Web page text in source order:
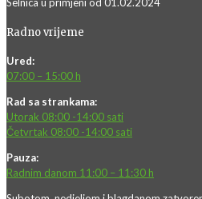
Radno vrijeme
Ured:
07:00 – 15:00 h
Rad sa strankama:
Utorak 08:00 -14:00 sati
Četvrtak 08:00 -14:00 sati
Pauza:
Radnim danom 11:00 – 11:30 h